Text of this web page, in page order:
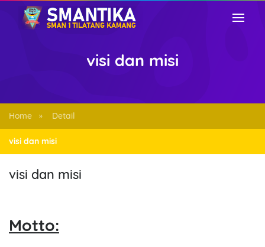
visi dan misi
Home » Detail
visi dan misi
visi dan misi
Motto: